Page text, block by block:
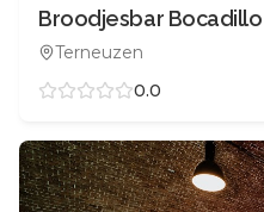
Broodjesbar Bocadillo
Terneuzen
0.0